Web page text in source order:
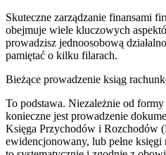
Skuteczne zarządzanie finansami
obejmuje wiele kluczowych
prowadzisz jednoosobową
pamiętać o kilku filarach.
Bieżące prowadzenie ksiąg
To podstawa. Niezależnie od
konieczne jest prowadzenie
Księga Przychodów i Rozchodów
ewidencjonowany, lub pełne